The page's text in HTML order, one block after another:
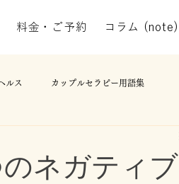
料金・ご予約 コラム (note)
ルス カップルセラピー用語集
ネガティブ